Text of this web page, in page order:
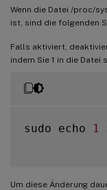
Wenn die Datei /proc/
ist, sind die folgenden
Falls aktiviert,
indem Sie 1 in die Datei
sudo echo 1
Um diese Änderung